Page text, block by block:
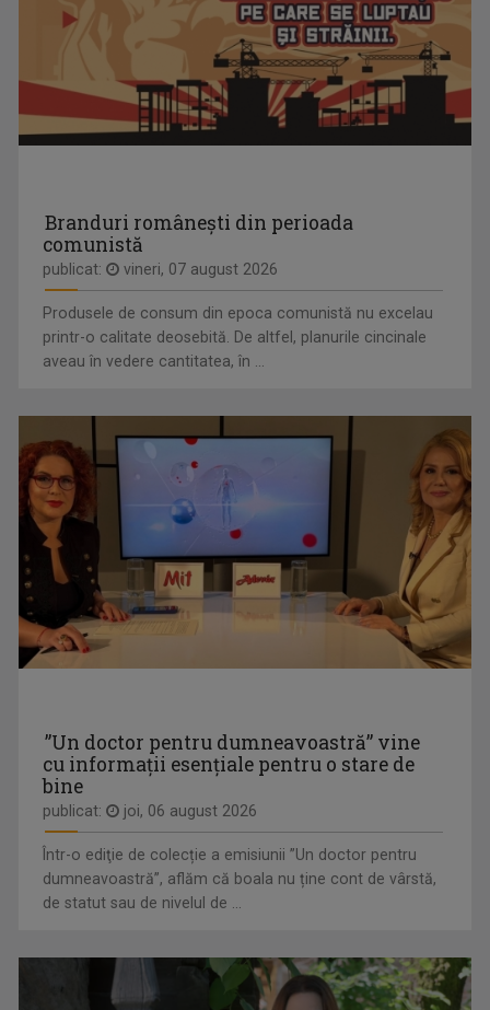
INVESTIŢI ÎN
ROMÂNIA!
Investiţi în România! este un promotor
CORINA DOBRE În prezent, este gazda emisiunii "A doua ...
BOGDAN STĂNESCU
În 2022, Bogdan Stănescu a fost gazda ...
Branduri românești din perioada
comunistă
publicat: vineri, 07 august 2026
Produsele de consum din epoca comunistă nu excelau
printr-o calitate deosebită. De altfel, planurile cincinale
aveau în vedere cantitatea, în ...
”Un doctor pentru dumneavoastră” vine
cu informații esențiale pentru o stare de
bine
publicat: joi, 06 august 2026
Într-o ediţie de colecție a emisiunii ”Un doctor pentru
dumneavoastră”, aflăm că boala nu ține cont de vârstă,
de statut sau de nivelul de ...